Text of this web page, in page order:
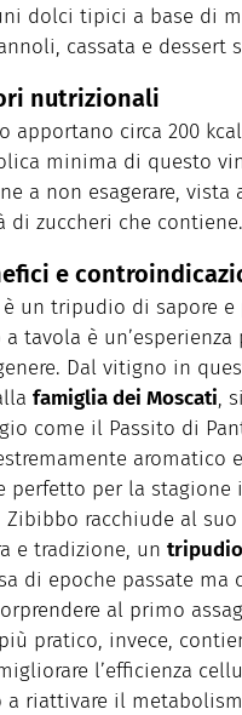
dolci tipici a base di
cassata e dessert
nutrizionali
apportano circa 200
minima di questo
a non esagerare, vista
di zuccheri che contiene.
e
un tripudio di sapore e
tavola è un’esperienza
Dal vitigno in
famiglia dei Moscati,
come il Passito di
aromatico
perfetto per la stagione
Zibibbo racchiude al
e tradizione, un
di epoche passate ma
al primo
pratico, invece,
l’efficienza
riattivare il